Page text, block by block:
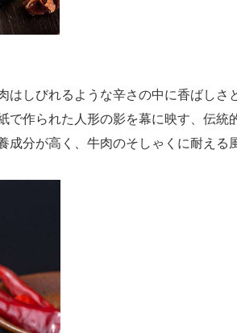
しびれるような辛さの中に香ばしさ
作られた人形の影を幕に映す、伝統
分が高く、牛肉のそしゃくに耐え